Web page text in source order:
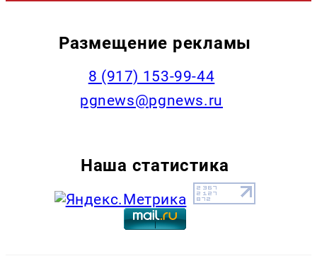
Размещение рекламы
‭8 (917) 153-99-44
pgnews@pgnews.ru
Наша статистика